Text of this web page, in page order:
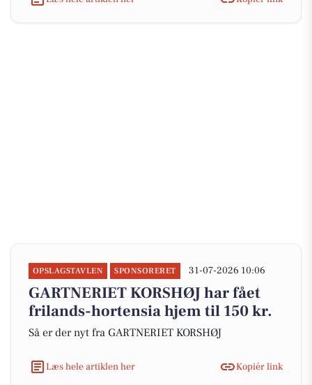
OPSLAGSTAVLEN SPONSORERET 31-07-2026 10:06
GARTNERIET KORSHØJ har fået
frilands-hortensia hjem til 150 kr.
Så er der nyt fra GARTNERIET KORSHØJ
Læs hele artiklen her Kopiér link